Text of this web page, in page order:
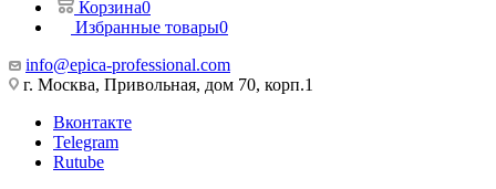
Корзина0
Избранные товары0
info@epica-professional.com
г. Москва, Привольная, дом 70, корп.1
Вконтакте
Telegram
Rutube